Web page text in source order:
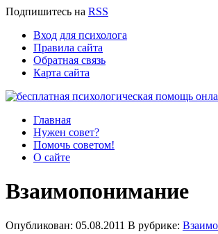
Подпишитесь на RSS
Вход для психолога
Правила сайта
Обратная связь
Карта сайта
Главная
Нужен совет?
Помочь советом!
О сайте
Взаимопонимание
Опубликован: 05.08.2011 В рубрике: